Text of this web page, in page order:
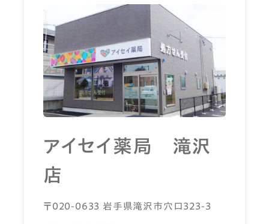
アイセイ薬局 滝沢
店
〒020-0633 岩手県滝沢市穴口323-3